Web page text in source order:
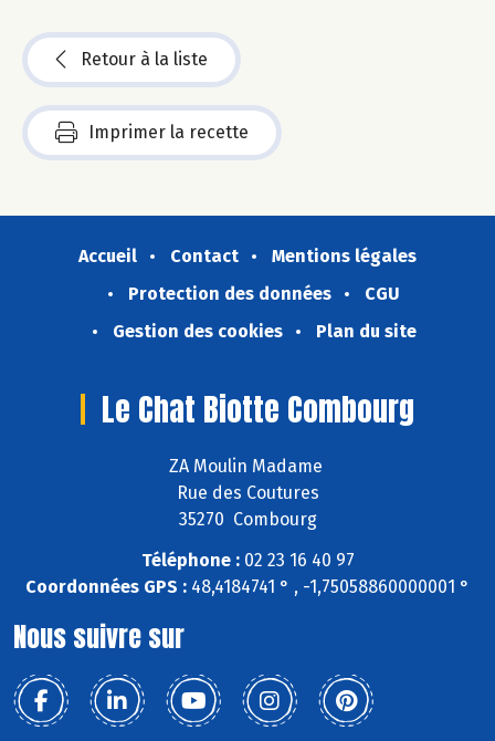
Retour à la liste
Imprimer la recette
Accueil Contact
Mentions légales
Protection des données
CGU
Gestion des cookies
Plan du site
Le Chat Biotte Combourg
ZA Moulin Madame
Rue des Coutures
35270 Combourg
Téléphone :02 23 16 40 97
Coordonnées GPS : 48,4184741 ° , -1,75058860000001 °
Nous suivre sur